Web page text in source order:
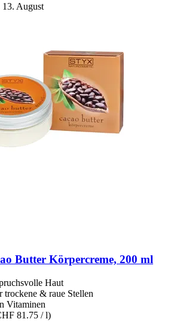
13. August
Butter Körpercreme, 200 ml
Haut
trockene & raue Stellen
Vitaminen
81.75 / l)